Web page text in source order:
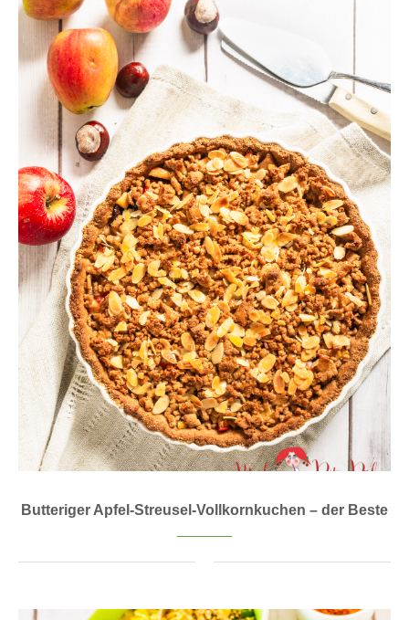
Butteriger Apfel-Streusel-Vollkornkuchen – der Beste